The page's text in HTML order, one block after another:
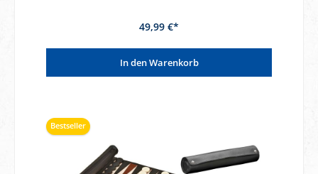
49,99 €*
In den Warenkorb
Bestseller